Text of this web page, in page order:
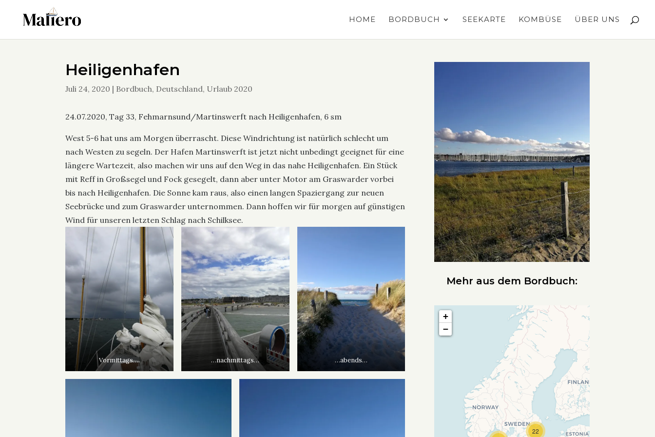
HOME BORDBUCH SEEKARTE KOMBÜSE ÜBER UNS
Heiligenhafen
Juli 24, 2020 | Bordbuch, Deutschland, Urlaub 2020
24.07.2020, Tag 33, Fehmarnsund/Martinswerft nach Heiligenhafen, 6 sm
West 5-6 hat uns am Morgen überrascht. Diese Windrichtung ist natürlich schlecht um
nach Westen zu segeln. Der Hafen Martinswerft ist jetzt nicht unbedingt geeignet für eine
längere Wartezeit, also machen wir uns auf den Weg in das nahe Heiligenhafen. Ein Stück
mit Reff in Großsegel und Fock gesegelt, dann aber unter Motor am Graswarder vorbei
bis nach Heiligenhafen. Die Sonne kam raus, also einen langen Spaziergang zur neuen
Seebrücke und zum Graswarder unternommen. Dann hoffen wir für morgen auf günstigen
Wind für unseren letzten Schlag nach Schilksee.
Vormittags…. …nachmittags… …abends…
Mehr aus dem Bordbuch:
Travelers' Map wird geladen
22
+
−